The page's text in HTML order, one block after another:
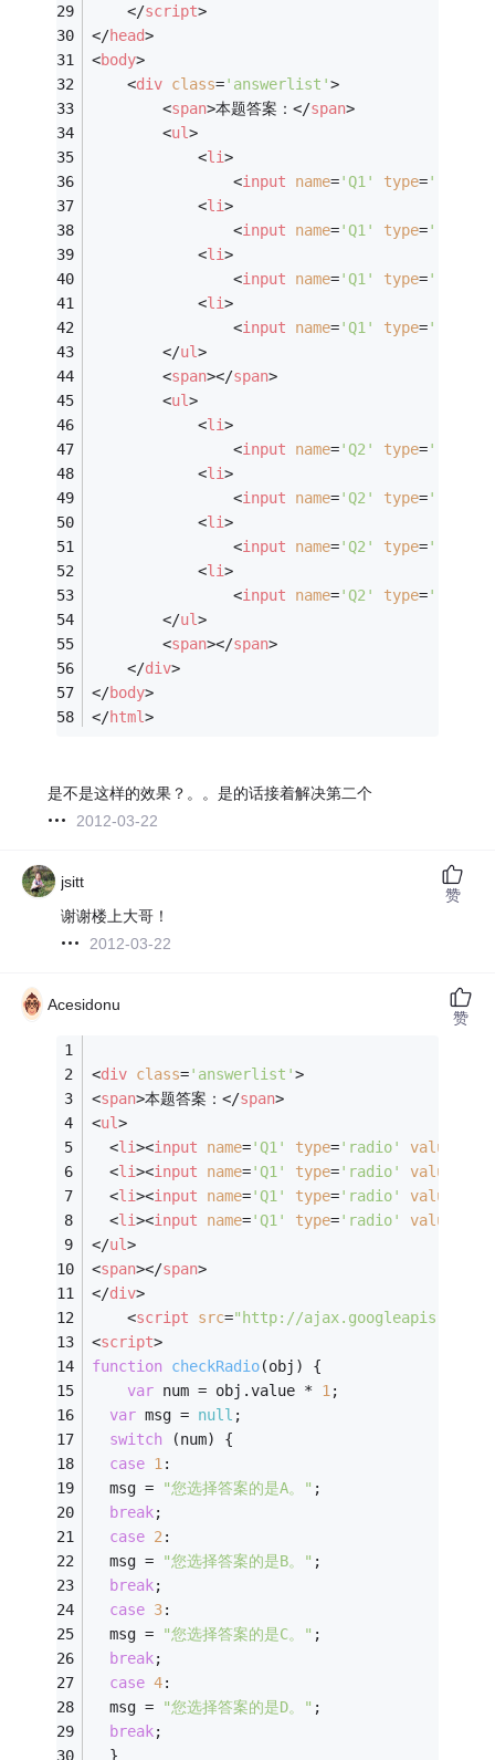
</script>
</head>
<body>
<div class='answerlist'>
<span>本题答案：</span>
<ul>
<li>
<input name='Q1' type='radio'
<li>
<input name='Q1' type='radio'
<li>
<input name='Q1' type='radio'
<li>
<input name='Q1' type='radio'
</ul>
<span></span>
<ul>
<li>
<input name='Q2' type='radio'
<li>
<input name='Q2' type='radio'
<li>
<input name='Q2' type='radio'
<li>
<input name='Q2' type='radio'
</ul>
<span></span>
</div>
</body>
</html>
是不是这样的效果？。。是的话接着解决第二个
2012-03-22
jsitt
谢谢楼上大哥！
2012-03-22
赞
Acesidonu
<div class='answerlist'>
<span>本题答案：</span>
<ul>
<li><input name='Q1' type='radio' value
<li><input name='Q1' type='radio' value
<li><input name='Q1' type='radio' value
<li><input name='Q1' type='radio' value
</ul>
<span></span>
</div>
<script src="http://
<script>
function checkRadio(obj ) {
var num = obj.value * 1 ;
var msg = null ;
switch (num) {
case 1 :
  msg =
"您选择答案的是A。" ;
break;
case 2 :
  msg =
"您选择答案的是B。" ;
break;
case 3:
  msg =
"您选择答案的是C。" ;
break;
case 4:
  msg =
"您选择答案的是D。" ;
break;
  }
赞